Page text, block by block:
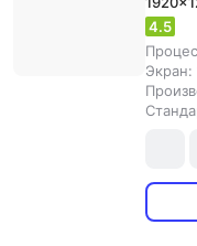
4.5
Экран: